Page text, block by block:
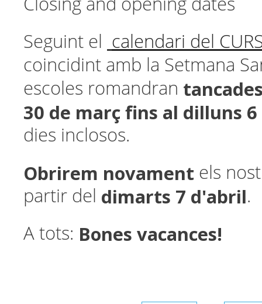
Closing and opening dates
Seguint el
calendari del
coincidint amb la Setmana
escoles romandran
30 de març fins al dilluns
dies inclosos.
Obrirem novament els
partir del dimarts 7 d'abril.
A tots: Bones vacances!